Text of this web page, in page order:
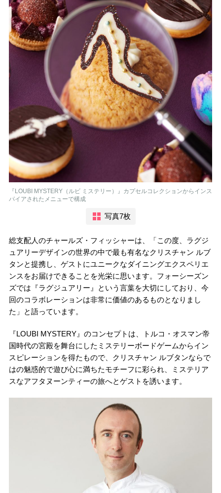
『LOUBI MYSTERY（ルビ ミステリー）』カプセルコレクションからインス
パイアされたメニューで構成
写真7枚
総支配人のチャールズ・フィッシャーは、「この度、ラグジ
ュアリーデザインの世界の中で最も有名なクリスチャン ルブ
タンと提携し、ゲストにユニークなダイニングエクスペリエ
ンスをお届けできることを光栄に思います。フォーシーズン
ズでは『ラグジュアリー』という言葉を大切にしており、今
回のコラボレーションは非常に価値のあるものとなりまし
た」と語っています。
『LOUBI MYSTERY』のコンセプトは、トルコ・オスマン帝
国時代の宮殿を舞台にしたミステリーボードゲームからイン
スピレーションを得たもので、クリスチャン ルブタンならで
はの魅惑的で遊び心に満ちたモチーフに彩られ、ミステリア
スなアフタヌーンティーの旅へとゲストを誘います。